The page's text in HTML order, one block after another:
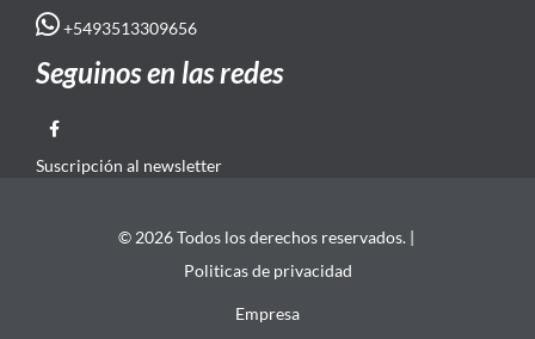
+5493513309656
Seguinos en las redes
Suscripción al newsletter
© 2026 Todos los derechos reservados. |
Politicas de privacidad
Empresa